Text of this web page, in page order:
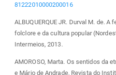
81222010000200016
ALBUQUERQUE JR. Durval M. de.
folclore e da cultura popular
Intermeios, 2013.
AMOROSO, Marta. Os sentidos da
e Mário de Andrade. Revista do